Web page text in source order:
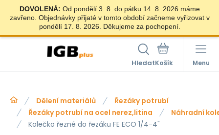
DOVOLENÁ: Od pondělí 3. 8. do pátku 14. 8. 2026 máme
zavřeno. Objednávky přijaté v tomto období začneme vyřizovat v
pondělí 17. 8. 2026. Děkujeme za pochopení.
Hledat Menu
Dělení materiálů
Řezáky potrubí
Řezáky potrubí na ocel nerez,litina
Náhradní
Kolečko řezné do řezáku FE ECO 1/4-4"